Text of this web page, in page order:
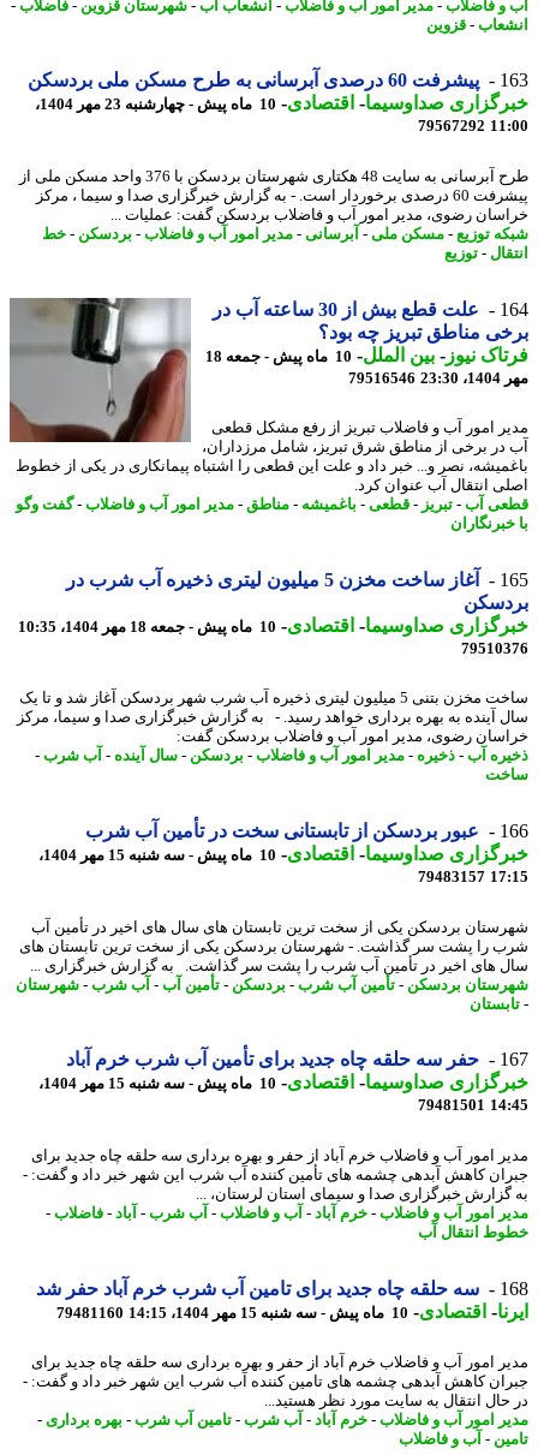
فاضلاب-مدیر امور آب و فاضلاب-انشعاب آب- شهرستان قزوین -فاضلاب-
-قزوین
پیشرفت 60 درصدی آبرسانی به طرح مسکن ملی بردسکن
صداوسیما-اقتصادی-
10 ماه پیش - چهارشنبه 23 مهر 1404،
79567292
طرح آبرسانی به سایت 48 هکتاری شهرستان بردسکن با 376 واحد مسکن ملی از
پیشرفت 60 درصدی برخوردار است. - به گزارش خبرگزاری صدا و سیما ، مرکز
رضوی، مدیر امور آب و فاضلاب بردسکن گفت: عملیات ...
توزیع- مسکن ملی -آبرسانی-مدیر امور آب و فاضلاب-بردسکن-خط
-توزیع
علت قطع بیش از 30 ساعته آب در
مناطق تبریز چه بود؟
نیوز-بین الملل-
10 ماه پیش - جمعه 18
79516546
امور آب و فاضلاب تبریز از رفع مشکل قطعی
برخی از مناطق شرق تبریز، شامل مرزداران،
نصر و... خبر داد و علت این قطعی را اشتباه پیمانکاری در یکی از خطوط
انتقال آب عنوان کرد.
آب- تبریز- قطعی-باغمیشه-مناطق-مدیر امور آب و فاضلاب-گفت وگو
آغاز ساخت مخزن 5 میلیون لیتری ذخیره آب شرب در
صداوسیما-اقتصادی-10 ماه پیش - جمعه 18 مهر 1404، 10:35
ساخت مخزن بتنی 5 میلیون لیتری ذخیره آب شرب شهر بردسکن آغاز شد و تا یک
آینده به بهره برداری خواهد رسید. - به گزارش خبرگزاری صدا و سیما، مرکز
رضوی، مدیر امور آب و فاضلاب بردسکن گفت:
آب- ذخیره-مدیر امور آب و فاضلاب-بردسکن-سال آینده -آب شرب-
عبور بردسکن از تابستانی سخت در تأمین آب شرب
صداوسیما-اقتصادی-
10 ماه پیش - سه شنبه 15 مهر 1404،
79483157
بردسکن یکی از سخت ترین تابستان های سال های اخیر در تأمین آب
را پشت سر گذاشت. - شهرستان بردسکن یکی از سخت ترین تابستان های
های اخیر در تأمین آب شرب را پشت سر گذاشت. به گزارش خبرگزاری ...
بردسکن-تأمین آب شرب- بردسکن-تأمین آب- آب شرب- شهرستان
حفر سه حلقه چاه جدید برای تأمین آب شرب خرم آباد
صداوسیما-اقتصادی-
10 ماه پیش - سه شنبه 15 مهر 1404،
79481501
امور آب و فاضلاب خرم آباد از حفر و بهره برداری سه حلقه چاه جدید برای
کاهش آبدهی چشمه های تأمین کننده آب شرب این شهر خبر داد و گفت: -
خبرگزاری صدا و سیمای استان لرستان، ...
امور آب و فاضلاب-خرم آباد- آب و فاضلاب-آب شرب- آباد- فاضلاب-
انتقال آب
سه حلقه چاه جدید برای تامین آب شرب خرم آباد حفر شد
-اقتصادی-10 ماه پیش - سه شنبه 15 مهر 1404، 14:15 79481160
امور آب و فاضلاب خرم آباد از حفر و بهره برداری سه حلقه چاه جدید برای
کاهش آبدهی چشمه های تامین کننده آب شرب این شهر خبر داد و گفت: -
اﻧﺘﻘﺎل ﺑﻪ ﺳﺎﯾﺖ ﻣﻮرد ﻧﻈﺮ ﻫﺴﺘﯿﺪ...
امور آب و فاضلاب-خرم آباد- آب شرب- تامین آب شرب- بهره برداری-
-آب و فاضلاب